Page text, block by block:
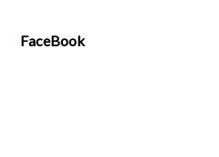
FaceBook